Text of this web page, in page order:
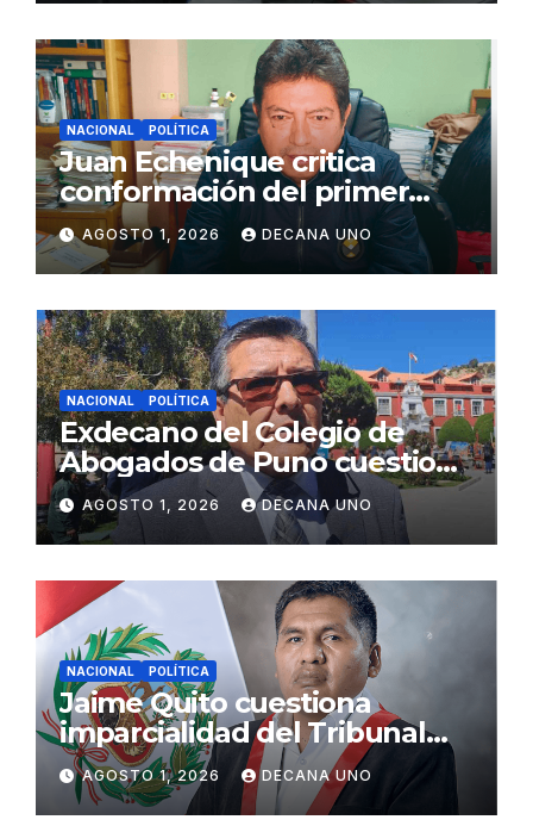
NACIONAL POLÍTICA
Juan Echenique critica
conformación del primer
gabinete ministerial de Keiko
Fujimori
AGOSTO 1, 2026 DECANA UNO
NACIONAL POLÍTICA
Exdecano del Colegio de
Abogados de Puno cuestiona
propuestas sobre seguridad
ciudadana
AGOSTO 1, 2026 DECANA UNO
NACIONAL POLÍTICA
Jaime Quito cuestiona
imparcialidad del Tribunal
Constitucional tras liberación
de Ollanta Humala
AGOSTO 1, 2026 DECANA UNO